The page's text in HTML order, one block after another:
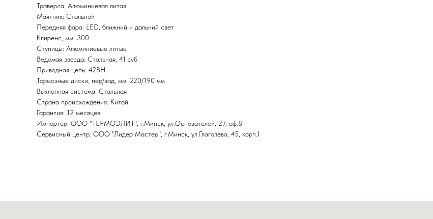
Траверса: Алюминиевая литая
Маятник: Стальной
Передняя фара: LED, ближний и дальний свет
Клиренс, мм: 300
Ступицы: Алюминиевые литые
Ведомая звезда: Стальная, 41 зуб
Приводная цепь: 428Н
Тормозные диски, пер/зад, мм: 220/190 мм
Выхлопная система: Стальная
Страна происхождения: Китай
Гарантия: 12 месяцев
Импортер: ООО "ТЕРМОЭЛИТ", г.Минск, ул.Основателей, 27, оф.8
Сервисный центр: ООО "Лидер Мастер", г.Минск, ул.Глаголева, 45, корп.1